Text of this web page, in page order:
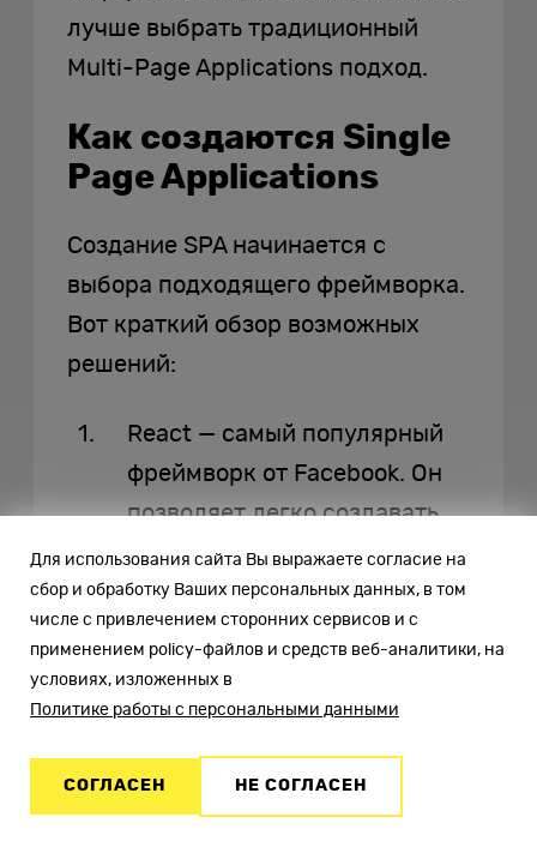
лучше выбрать традиционный
Multi-Page Applications подход.
Как создаются Single
Page Applications
Создание SPA начинается с
выбора подходящего фреймворка.
Вот краткий обзор возможных
решений:
React — самый популярный
фреймворк от Facebook. Он
позволяет легко создавать
масштабируемые
интерфейсы. Отличается
простотой и обширной
экосистемой библиотек.
созданный Google. Подходит
для крупных проектов, так
Для использования сайта Вы выражаете согласие на
сбор и обработку Ваших персональных данных, в том
числе с привлечением сторонних сервисов и с
применением policy-файлов и средств веб-аналитики, на
условиях, изложенных в
Политике работы с персональными данными
СОГЛАСЕН НЕ СОГЛАСЕН